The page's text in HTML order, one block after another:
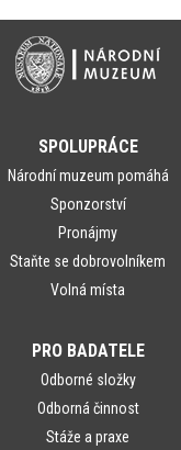
SPOLUPRÁCE
Národní muzeum pomáhá
Sponzorství
Pronájmy
Staňte se dobrovolníkem
Volná místa
PRO BADATELE
Odborné složky
Odborná činnost
Stáže a praxe